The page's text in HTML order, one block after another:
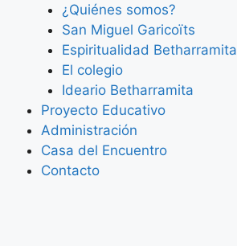
¿Quiénes somos?
San Miguel Garicoïts
Espiritualidad Betharramita
El colegio
Ideario Betharramita
Proyecto Educativo
Administración
Casa del Encuentro
Contacto